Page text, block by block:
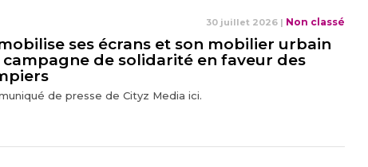
30 juillet 2026 | Non classé
ses écrans et son mobilier urbain
de solidarité en faveur des
de presse de Cityz Media ici.